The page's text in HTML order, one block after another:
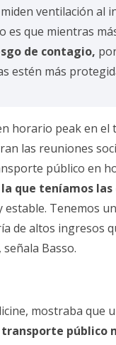
ventilación al
es que mientras
de contagio,
estén más
horario peak en
las reuniones
público en
que teníamos las
estable. Tenemos
de altos ingresos
Basso.
, mostraba que
transporte público